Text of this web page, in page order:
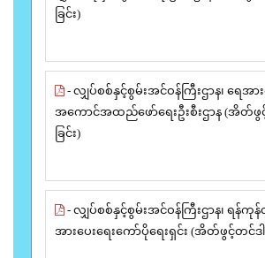
ခြင်း)
- လျှပ်စစ်နှင့်စွမ်းအင်ဝန်ကြီးဌာန၊ ရေအာ
အကောင်အထည်ဖော်ရေးဦးစီးဌာန (အိတ်ဖွ
ခြင်း)
- လျှပ်စစ်နှင့်စွမ်းအင်ဝန်ကြီးဌာန၊ ရန်ကု
အားပေးရေးကော်ပိုရေးရှင်း (အိတ်ဖွင့်တင်ဒါ